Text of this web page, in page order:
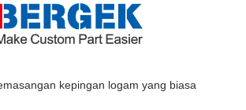
kepingan logam yang biasa